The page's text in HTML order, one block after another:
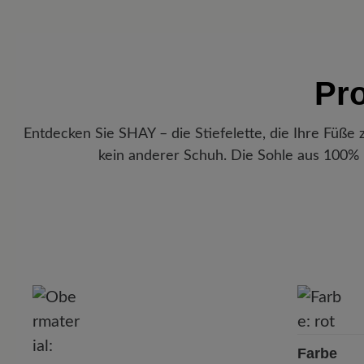
Entdecken Sie SHAY – die Stiefelette, die Ihre
kein anderer Schuh. Die Sohle aus
Farbe